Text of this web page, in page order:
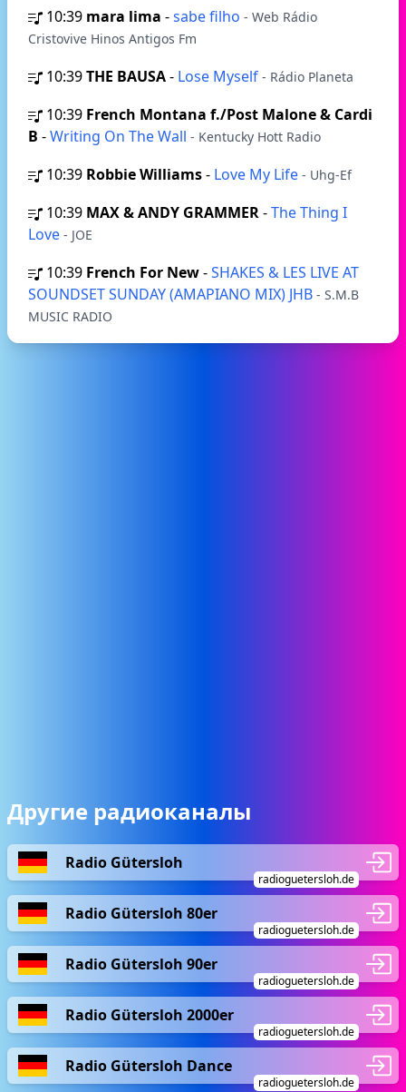
10:39 mara lima -sabe filho - Web Rádio
Cristovive Hinos Antigos Fm
10:39THE BAUSA- Lose Myself - Rádio Planeta
10:39 French Montana f./Post Malone & Cardi
B -Writing On The Wall - Kentucky Hott Radio
10:39 Robbie Williams- Love My Life - Uhg-Ef
10:39 MAX & ANDY GRAMMER-The Thing I
Love - JOE
10:39 French For New-SHAKES & LES LIVE AT
SOUNDSET SUNDAY (AMAPIANO MIX) JHB - S.M.B
MUSIC RADIO
Другие радиоканалы
Radio Gütersloh
radioguetersloh.de
Radio Gütersloh 80er
radioguetersloh.de
Radio Gütersloh 90er
radioguetersloh.de
Radio Gütersloh 2000er
radioguetersloh.de
Radio Gütersloh Dance
radioguetersloh.de